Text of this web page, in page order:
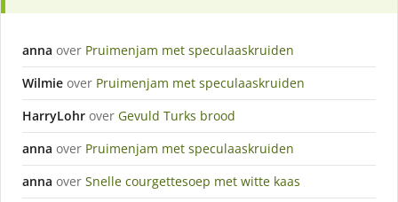
anna over Pruimenjam met speculaaskruiden
Wilmie over Pruimenjam met speculaaskruiden
HarryLohr over Gevuld Turks brood
anna over Pruimenjam met speculaaskruiden
anna over Snelle courgettesoep met witte kaas